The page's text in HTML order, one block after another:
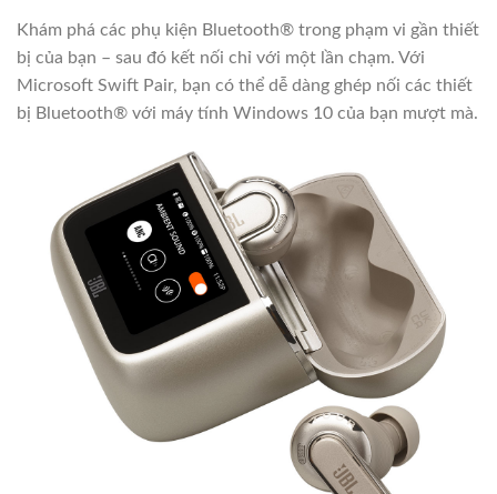
Khám phá các phụ kiện Bluetooth® trong phạm vi gần thiết
bị của bạn – sau đó kết nối chỉ với một lần chạm. Với
Microsoft Swift Pair, bạn có thể dễ dàng ghép nối các thiết
bị Bluetooth® với máy tính Windows 10 của bạn mượt mà.